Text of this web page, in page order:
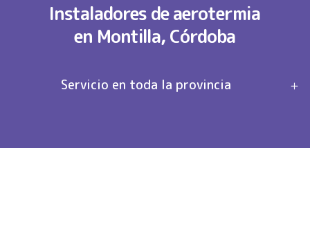
Instaladores de aerotermia
en Montilla, Córdoba
Servicio en toda la provincia